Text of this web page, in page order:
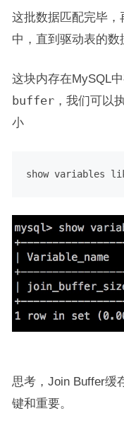
这批数据匹配完毕
中，直到驱动表的数
这块内存在MySQL
buffer，我们可以
小
show variables
思考，Join Buffer缓
键和重要。